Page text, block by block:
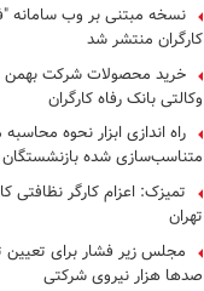
نسخه مبتنی بر وب سامانه
کارگران منتشر شد
خرید محصولات شرکت بهمن
وکالتی بانک رفاه کارگران
راه اندازی ابزار نحوه
متناسب‌سازی شده بازنشستگان
تمیزک: اعزام کارگر نظافتی
تهران
مجلس زیر فشار برای
صدها هزار نیروی شرکتی